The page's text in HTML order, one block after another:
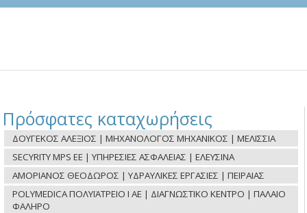
Πρόσφατες καταχωρήσεις
ΔΟΥΓΕΚΟΣ ΑΛΕΞΙΟΣ | ΜΗΧΑΝΟΛΟΓΟΣ ΜΗΧΑΝΙΚΟΣ | ΜΕΛΙΣΣΙΑ
SECYRITY MPS ΕΕ | ΥΠΗΡΕΣΙΕΣ ΑΣΦΑΛΕΙΑΣ | ΕΛΕΥΣΙΝΑ
ΑΜΟΡΙΑΝΟΣ ΘΕΟΔΩΡΟΣ | ΥΔΡΑΥΛΙΚΕΣ ΕΡΓΑΣΙΕΣ | ΠΕΙΡΑΙΑΣ
POLYMEDICA ΠΟΛΥΪΑΤΡΕΙΟ Ι ΑΕ | ΔΙΑΓΝΩΣΤΙΚΟ ΚΕΝΤΡΟ | ΠΑΛΑΙΟ
ΦΑΛΗΡΟ